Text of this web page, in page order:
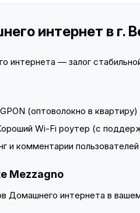
интернет в г.
интернета — залог
GPON (оптоволокно в
Wi-Fi роутер (с
и комментарии
Mezzagno
Домашнего интернета в